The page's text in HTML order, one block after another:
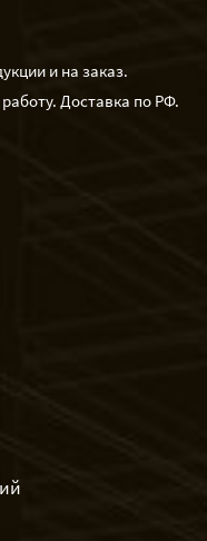
и на заказ.
Доставка по РФ.